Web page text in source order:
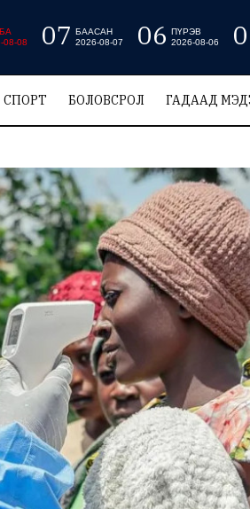
08-08
07 БААСАН
2026-08-07
06 ПҮРЭВ
2026-08-06
СПОРТ БОЛОВСРОЛ ГАДААД